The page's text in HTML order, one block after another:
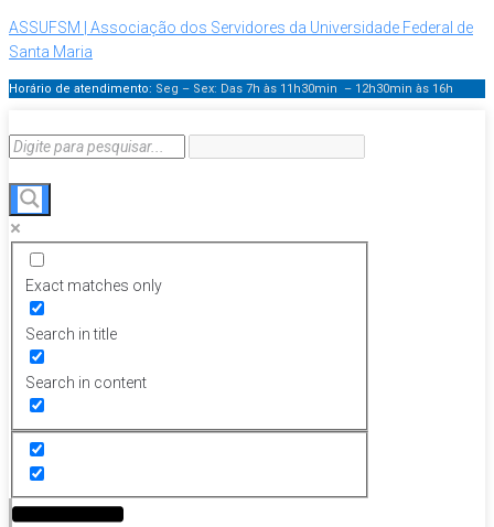
ASSUFSM | Associação dos Servidores da Universidade Federal de
Santa Maria
Horário de atendimento: Seg – Sex: Das 7h às 11h30min – 12h30min às 16h
Exact matches only
Search in title
Search in content
Menu